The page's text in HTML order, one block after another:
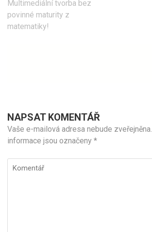
pro
příspěvek
Multimediální tvorba bez
povinné maturity z
matematiky!
NAPSAT KOMENTÁŘ
Vaše e-mailová adresa nebude zveřejněna.
informace jsou označeny *
Komentář